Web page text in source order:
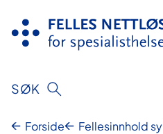
innhold
SØK
Forside
Fellesinnhold